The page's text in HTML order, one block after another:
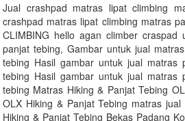
Jual crashpad matras lipat climbing
crashpad matras lipat climbing matras
CLIMBING hello agan climber
panjat tebing, Gambar untuk jual
tebing Hasil gambar untuk jual
tebing Hasil gambar untuk jual
tebing Matras Hiking & Panjat Tebing
OLX Hiking & Panjat Tebing matras
Hiking & Panjat Tebing Bekas Padang